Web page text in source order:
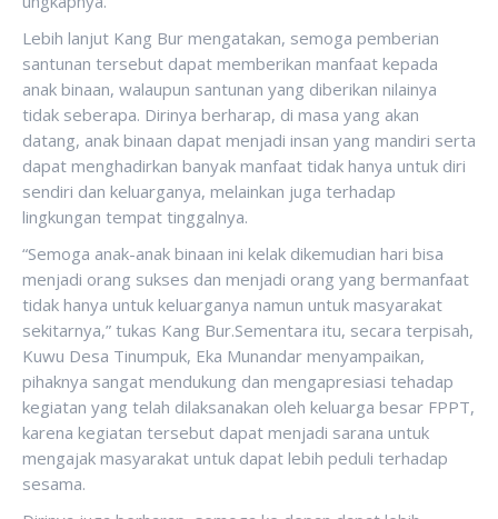
Lebih lanjut Kang Bur mengatakan, semoga pemberian
santunan tersebut dapat memberikan manfaat kepada
anak binaan, walaupun santunan yang diberikan nilainya
tidak seberapa. Dirinya berharap, di masa yang akan
datang, anak binaan dapat menjadi insan yang mandiri serta
dapat menghadirkan banyak manfaat tidak hanya untuk diri
sendiri dan keluarganya, melainkan juga terhadap
lingkungan tempat tinggalnya.
“Semoga anak-anak binaan ini kelak dikemudian hari bisa
menjadi orang sukses dan menjadi orang yang bermanfaat
tidak hanya untuk keluarganya namun untuk masyarakat
sekitarnya,” tukas Kang Bur.Sementara itu, secara terpisah,
Kuwu Desa Tinumpuk, Eka Munandar menyampaikan,
pihaknya sangat mendukung dan mengapresiasi tehadap
kegiatan yang telah dilaksanakan oleh keluarga besar FPPT,
karena kegiatan tersebut dapat menjadi sarana untuk
mengajak masyarakat untuk dapat lebih peduli terhadap
sesama.